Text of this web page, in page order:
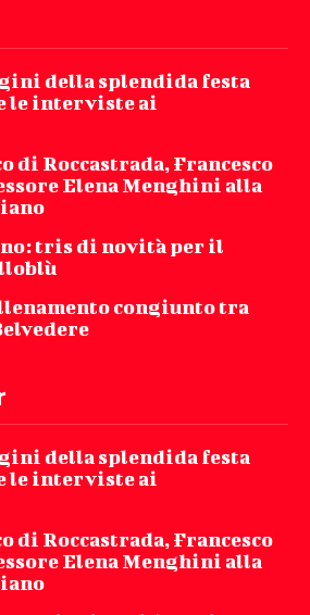
della splendida festa
le interviste ai
di Roccastrada, Francesco
Elena Menghini alla
tris di novità per il
congiunto tra
della splendida festa
le interviste ai
di Roccastrada, Francesco
Elena Menghini alla